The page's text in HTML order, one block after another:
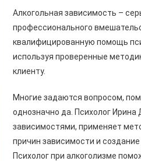
Алкогольная зависимость –
профессионального
квалифицированную помощь
используя проверенные
клиенту.
Многие задаются вопросом,
однозначно да. Психолог Ирина
зависимостями, применяет
причин зависимости и
Психолог при алкоголизме